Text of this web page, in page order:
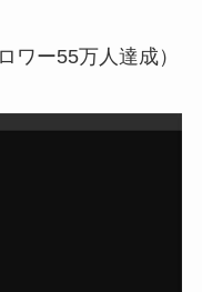
ワー55万人達成）